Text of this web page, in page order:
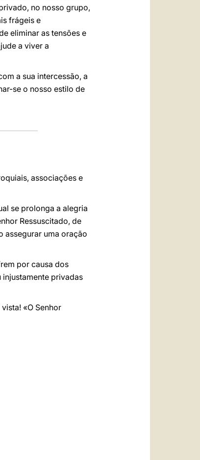
no nosso grupo,
frágeis e
eliminar as tensões e
a viver a
a sua intercessão, a
se o nosso estilo de
associações e
se prolonga a alegria
Ressuscitado, de
assegurar uma oração
por causa dos
privadas
«O Senhor